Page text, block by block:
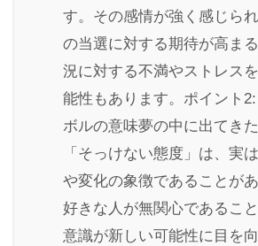
す。その感情が強く感じら
の当選に対する期待が高ま
況に対する不満やストレス
能性もあります。ポイント
ボルの意味夢の中に出てき
「そっけない態度」は、実
や変化の象徴であることが
好きな人が無関心であるこ
意識が新しい可能性に目を